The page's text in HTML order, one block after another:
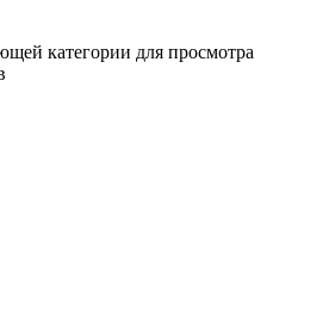
категории для просмотра